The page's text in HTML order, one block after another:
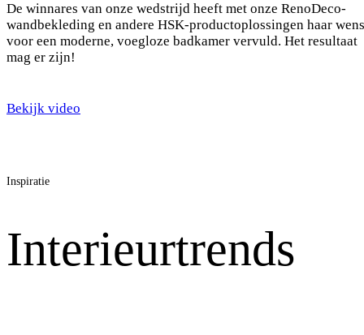
De winnares van onze wedstrijd heeft met onze RenoDeco-
wandbekleding en andere HSK-productoplossingen haar wens
voor een moderne, voegloze badkamer vervuld. Het resultaat
mag er zijn!
Bekijk video
Inspiratie
Interieurtrends